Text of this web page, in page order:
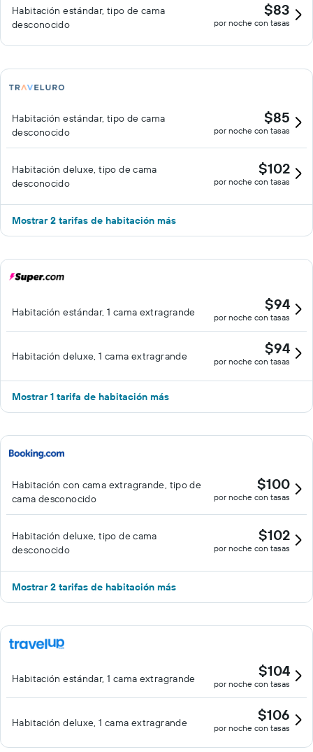
Habitación estándar, tipo de cama
desconocido
$83
por noche con tasas
Habitación estándar, tipo de cama
desconocido
$85
por noche con tasas
Habitación deluxe, tipo de cama
desconocido
$102
por noche con tasas
Mostrar 2 tarifas de habitación más
Habitación estándar, 1 cama extragrande $94
por noche con tasas
Habitación deluxe, 1 cama extragrande $94
por noche con tasas
Mostrar 1 tarifa de habitación más
Habitación con cama extragrande, tipo de
cama desconocido
$100
por noche con tasas
Habitación deluxe, tipo de cama
desconocido
$102
por noche con tasas
Mostrar 2 tarifas de habitación más
Habitación estándar, 1 cama extragrande $104
por noche con tasas
Habitación deluxe, 1 cama extragrande $106
por noche con tasas